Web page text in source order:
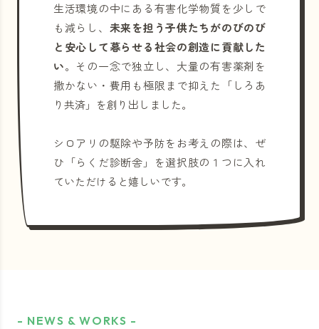
生活環境の中にある有害化学物質を少しで
も減らし、 未来を担う子供たちがのびのび
と安心して暮らせる社会の創造に貢献した
い。その一念で独立し、大量の有害薬剤を
撒かない・費用も極限まで抑えた「しろあ
り共済」を創り出しました。
シロアリの駆除や予防をお考えの際は、ぜ
ひ「らくだ診断舎」を選択肢の１つに入れ
ていただけると嬉しいです。
- NEWS & WORKS -